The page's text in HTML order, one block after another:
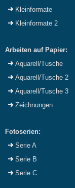
Kleinformate
Kleinformate 2
Arbeiten auf Papier:
Aquarell/Tusche
Aquarell/Tusche 2
Aquarell/Tusche 3
Zeichnungen
Fotoserien:
Serie A
Serie B
Serie C